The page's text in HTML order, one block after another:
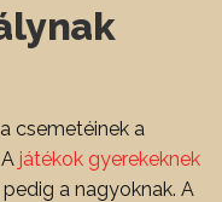
csemetéinek a
játékok gyerekeknek
a nagyoknak. A